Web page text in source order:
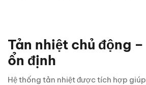
Tản nhiệt chủ động
ổn định
Hệ thống tản nhiệt được tích hợp giúp